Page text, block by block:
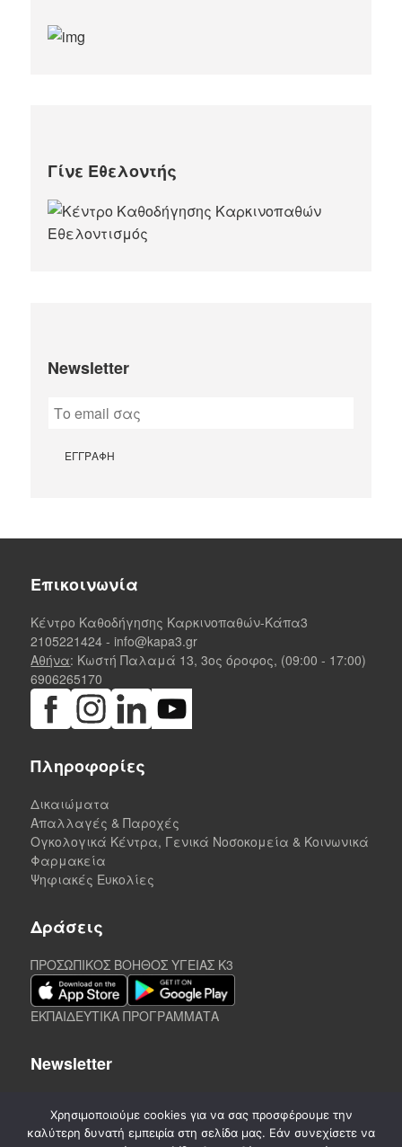
Γίνε Εθελοντής
Newsletter
Επικοινωνία
Κέντρο Καθοδήγησης Καρκινοπαθών-Κάπα3
2105221424 - info@kapa3.gr
Αθήνα: Κωστή Παλαμά 13, 3ος όροφος, (09:00 - 17:00)
6906265170
Πληροφορίες
Δικαιώματα
Απαλλαγές & Παροχές
Ογκολογικά Κέντρα, Γενικά Νοσοκομεία & Κοινωνικά
Φαρμακεία
Ψηφιακές Ευκολίες
Δράσεις
ΠΡΟΣΩΠΙΚΟΣ ΒΟΗΘΟΣ ΥΓΕΙΑΣ K3
ΕΚΠΑΙΔΕΥΤΙΚΑ ΠΡΟΓΡΑΜΜΑΤΑ
Newsletter
Χρησιμοποιούμε cookies για να σας προσφέρουμε την
καλύτερη δυνατή εμπειρία στη σελίδα μας. Εάν συνεχίσετε να